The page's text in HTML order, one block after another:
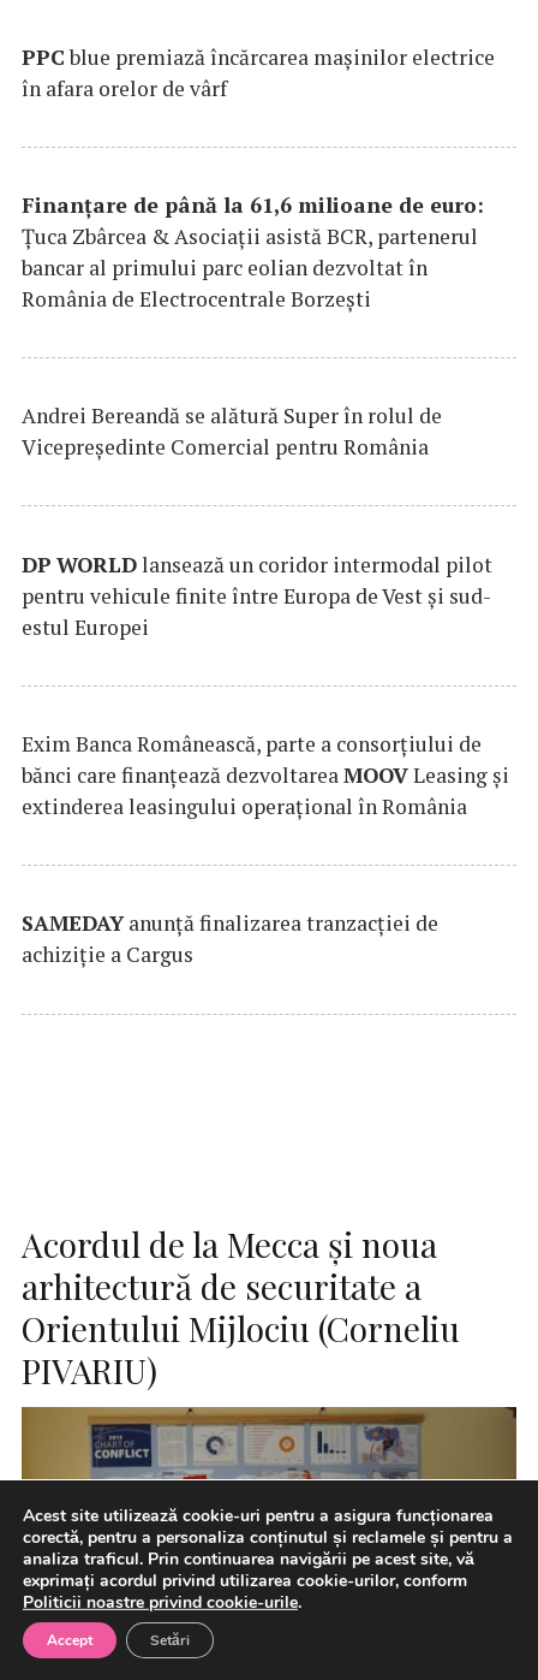
PPCblue premiază încărcarea maşinilor electrice
în afara orelor de vârf
Finanțare de până la 61,6 milioane de euro:
Țuca Zbârcea & Asociații asistă BCR, partenerul
bancar al primului parc eolian dezvoltat în
România de Electrocentrale Borzești
Andrei Bereandă se alătură Super în rolul de
Vicepreședinte Comercial pentru România
DP WORLDlansează un coridor intermodal pilot
pentru vehicule finite între Europa de Vest și sud-
estul Europei
Exim Banca Românească, parte a consorțiului de
bănci care finanțează dezvoltareaMOOVLeasing și
extinderea leasingului operațional în România
SAMEDAYanunță finalizarea tranzacției de
achiziție a Cargus
Acordul de la Mecca și noua
arhitectură de securitate a
Orientului Mijlociu (Corneliu
PIVARIU)
Acest site utilizează cookie-uri pentru a asigura funcționarea
corectă, pentru a personaliza conținutul și reclamele și pentru a
analiza traficul. Prin continuarea navigării pe acest site, vă
exprimați acordul privind utilizarea cookie-urilor, conform
Politicii noastre privind cookie-urile.
Accept Setări